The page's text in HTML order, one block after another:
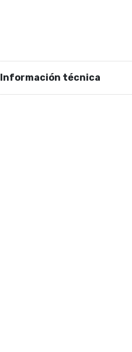
Información técnica